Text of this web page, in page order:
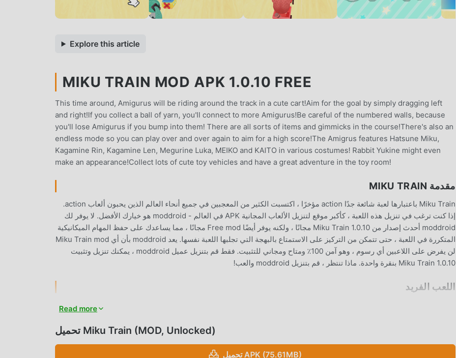
Explore this article
MIKU TRAIN MOD APK 1.0.10 FREE
This time around, Amigurus will be riding around the track in a cute cart!Aim for the goal by simply dragging left
and right!If you collect a ball of yarn, you'll connect to more Amigurus!Be careful of the numbered walls, because
you'll lose Amigurus if you bump into them! There are all sorts of items and gimmicks in the course!There's also an
endless mode so you can play over and over again to aim for a high score!The Amigrus features Hatsune Miku,
Kagamine Rin, Kagamine Len, Megurine Luka, MEIKO and KAITO in various costumes! Rabbit Yukine might even
make an appearance!Collect lots of cute toy vehicles and have a great adventure in the toy room!
مقدمة MIKU TRAIN
Miku Train باعتبارها لعبة شائعة جدًا action مؤخرًا ، اكتسبت الكثير من المعجبين في جميع أنحاء العالم الذين يحبون ألعاب action.
إذا كنت ترغب في تنزيل هذه اللعبة ، كأكبر موقع لتنزيل الألعاب المجانية APK في العالم - moddroid هو خيارك الأفضل. لا يوفر لك
moddroid أحدث إصدار من Miku Train 1.0.10 مجانًا ، ولكنه يوفر أيضًا Free mod مجانًا ، مما يساعدك على حفظ المهام الميكانيكية
المتكررة في اللعبة ، حتى تتمكن من التركيز على الاستمتاع بالبهجة التي تجلبها اللعبة نفسها. يعد moddroid بأن أي Miku Train mod
لن يفرض على اللاعبين أي رسوم ، وهو آمن 100٪ ومتاح ومجاني للتثبيت. فقط قم بتنزيل عميل moddroid ، يمكنك تنزيل وتثبيت
Miku Train 1.0.10 بنقرة واحدة. ماذا تنتظر ، قم بتنزيل moddroid والعب!
اللعب الفريد
Miku Train باعتبارها لعبة شائعة action ، ساعدته طريقة اللعب الفريدة في كسب عدد كبير من المعجبين حول العالم. على عكس
والاستمتاع بالبهجة التي توفرها فئة الألعاب الكلاسيكية action الألعاب Miku Train 1.0.10. في الوقت نفسه ، قامت moddroid ببناء
Read more
تحميل Miku Train (MOD, Unlocked)
تحميل APK (75.61MB)